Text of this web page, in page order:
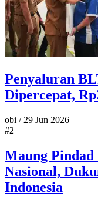
Penyaluran
Dipercepat,
obi / 29 Jun 2026
#2
Maung
Nasional,
Indonesia